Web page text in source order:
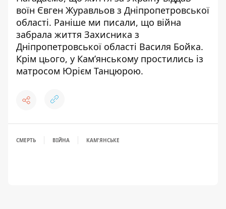
воїн Євген Журавльов з Дніпропетровської
області. Раніше ми писали, що війна
забрала життя Захисника з
Дніпропетровської області Василя Бойка.
Крім цього, у Кам’янському простились із
матросом Юрієм Танцюрою.
СМЕРТЬ ВІЙНА КАМ'ЯНСЬКЕ